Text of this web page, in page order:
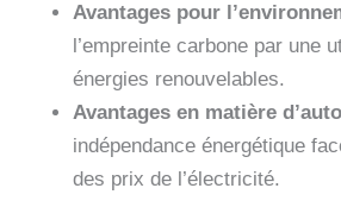
Avantages pour
l’empreinte carbone par une
énergies renouvelables.
Avantages en matière
indépendance énergétique
des prix de l’électricité.